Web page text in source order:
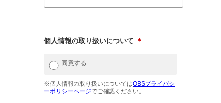
個人情報の取り扱いについて ＊
同意する
※個人情報の取り扱いについてはOBSプライバシ
ーポリシーページでご確認ください。